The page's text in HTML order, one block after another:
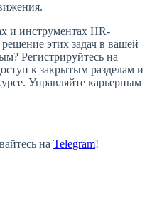
и инструментах HR-
этих задач в вашей
Регистрируйтесь на
к закрытым разделам и
Управляйте карьерным
на Telegram!